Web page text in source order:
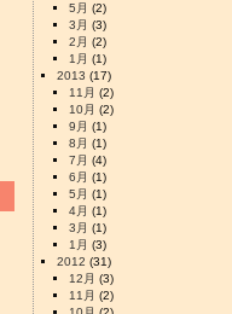
5月 (2)
3月 (3)
2月 (2)
1月 (1)
2013 (17)
11月 (2)
10月 (2)
9月 (1)
8月 (1)
7月 (4)
6月 (1)
5月 (1)
4月 (1)
3月 (1)
1月 (3)
2012 (31)
12月 (3)
11月 (2)